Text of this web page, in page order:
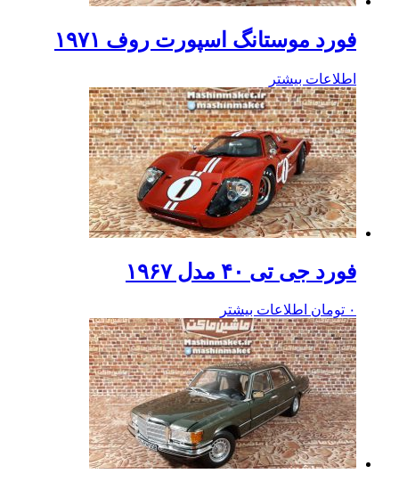
فورد موستانگ اسپورت روف ۱۹۷۱
اطلاعات بیشتر
فورد جی تی ۴۰ مدل ۱۹۶۷
۰ تومان اطلاعات بیشتر